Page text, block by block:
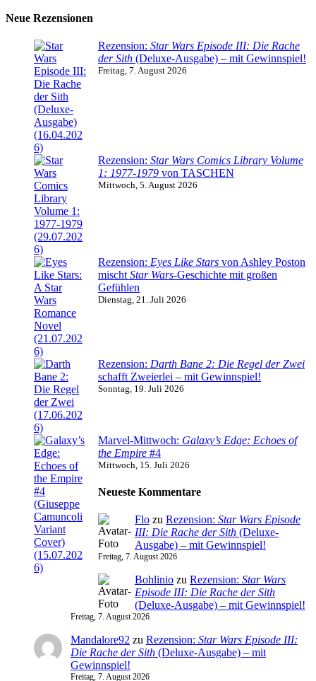
Neue Rezensionen
Rezension: Star Wars Episode III: Die Rache
der Sith (Deluxe-Ausgabe) – mit Gewinnspiel!
Freitag, 7. August 2026
Rezension: Star Wars Comics Library Volume
1: 1977-1979 von TASCHEN
Mittwoch, 5. August 2026
Rezension: Eyes Like Stars von Ashley Poston
mischt Star Wars-Geschichte mit großen
Gefühlen
Dienstag, 21. Juli 2026
Rezension: Darth Bane 2: Die Regel der Zwei
schafft Zweierlei – mit Gewinnspiel!
Sonntag, 19. Juli 2026
Marvel-Mittwoch: Galaxy’s Edge: Echoes of
the Empire #4
Mittwoch, 15. Juli 2026
Neueste Kommentare
Flo zu Rezension: Star Wars Episode
III: Die Rache der Sith (Deluxe-
Ausgabe) – mit Gewinnspiel!
Freitag, 7. August 2026
Bohlinio zu Rezension: Star Wars
Episode III: Die Rache der Sith
(Deluxe-Ausgabe) – mit Gewinnspiel!
Freitag, 7. August 2026
Mandalore92 zu Rezension: Star Wars Episode III:
Die Rache der Sith (Deluxe-Ausgabe) – mit
Gewinnspiel!
Freitag, 7. August 2026